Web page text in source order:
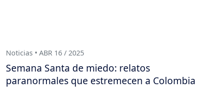
Noticias • ABR 16 / 2025
Semana Santa de miedo: relatos
paranormales que estremecen a Colombia